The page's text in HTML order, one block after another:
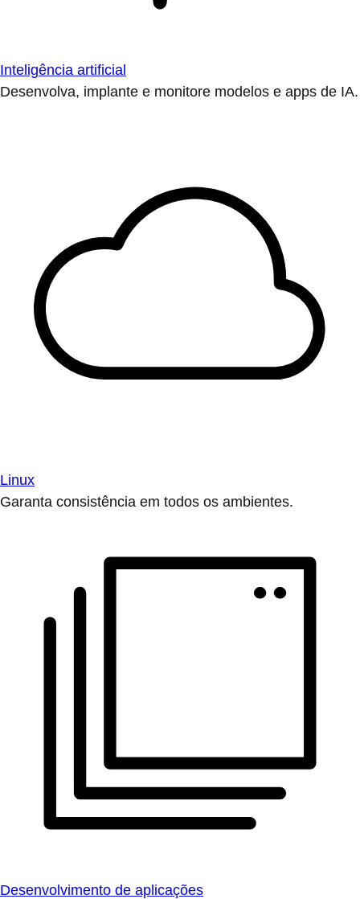
Inteligência artificial
Desenvolva, implante e monitore modelos e apps de IA.
Linux
Garanta consistência em todos os ambientes.
Desenvolvimento de aplicações